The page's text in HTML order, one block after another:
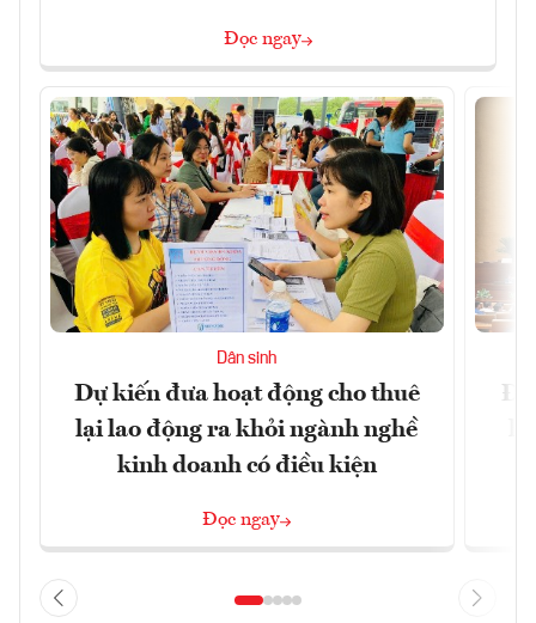
Đọc ngay
Dân sinh
Dự kiến đưa hoạt động cho thuê
lại lao động ra khỏi ngành nghề
kinh doanh có điều kiện
Đọc ngay
Đề